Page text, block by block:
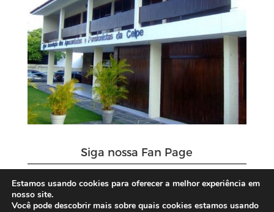
Siga nossa Fan Page
Estamos usando cookies para oferecer a melhor experiência em
nosso site.
Você pode descobrir mais sobre quais cookies estamos usando